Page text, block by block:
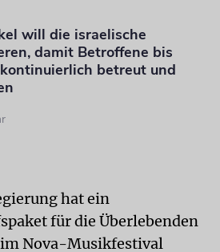
will die israelische
damit Betroffene bis
betreut und
hat ein
für die Überlebenden
Nova-Musikfestival